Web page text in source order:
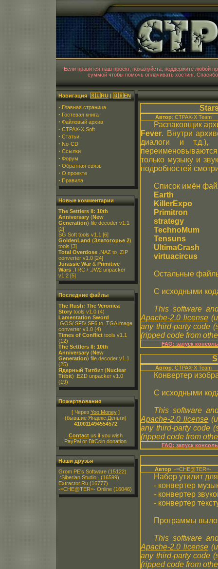
Если нравится наш проект, пожалуйста, поддержите любой
суммой чтобы помочь оплачивать хостинг.
Навигация🇷🇺RU | 🇬🇧EN
· Главная страница
· Гостевая книга
· Файловый архив
· CTPAX-X Soft
· Статьи
· No-CD
· Ссылки
· Форум
· Обратная связь
· О проекте
· Правила
Новые комментарии
The Settlers II: 10th
Anniversary (New
Generation) file decoder v1.1
[2]
SG Soft tools v1.1 [6]
GoldenLand (Златогорье 2)
tools [3]
Total Overdose .NAZ to .ZIP
converter v1.0 [24]
Jurassic War & Primitive
Wars .TRC / .JW2 unpacker
v1.2 [5]
Последние файлы
The Rush: The Veronica
Story tools v1.0 (4)
Lamentation Sword
.GOS/.SF5/.SF6 to .TGA image
converter v1.0 (4)
Times of Conflict tools v1.1
(12)
The Settlers II: 10th
Anniversary (New
Generation) file decoder v1.1
(25)
Ядерный Титбит (Nuclear
Titbit) .EZD unpacker v1.0
(19)
Пожертвования
[ Через Yoo.Money]
(бывшие Яндекс.Деньги)
410011494554572
Contactus if you wish
PayPal or BitCoin donation
Наши друзья
Grom PE's Software (15122)
.:Siberian Studio:. (16599)
Extractor.Ru (16777)
-=CHE@TER=- Online (16046)
Автор: CTPAX-X Team
Распаковщик
Fever. Внутри
диалоги и т.д.),
только музыку и
подробностей
Список имён
Earth
KillerExpo
Primitron
strategy
TechnoMum
Tensuns
UltimaCrash
virtuacircus
Остальные
С исходными
This software
Apache-2.0 license
any third-party code
(ripped code from
FAQ: запуск
Автор: CTPAX-X Team
Конвертер
С исходными
This software
Apache-2.0 license
any third-party code
(ripped code from
FAQ: запуск
Автор: -=CHE@TER=-
Набор утилит
- конвертер
- конвертер
- конвертер
Программы
This software
Apache-2.0 license
any third-party code
(ripped code from